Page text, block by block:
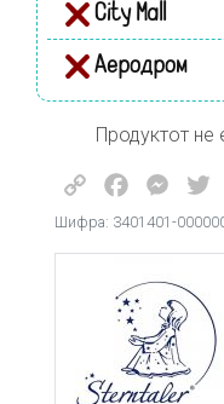
City Mall
Аеродром
Продуктот не
Copy
Link
Facebook
Шифра: 3401401-